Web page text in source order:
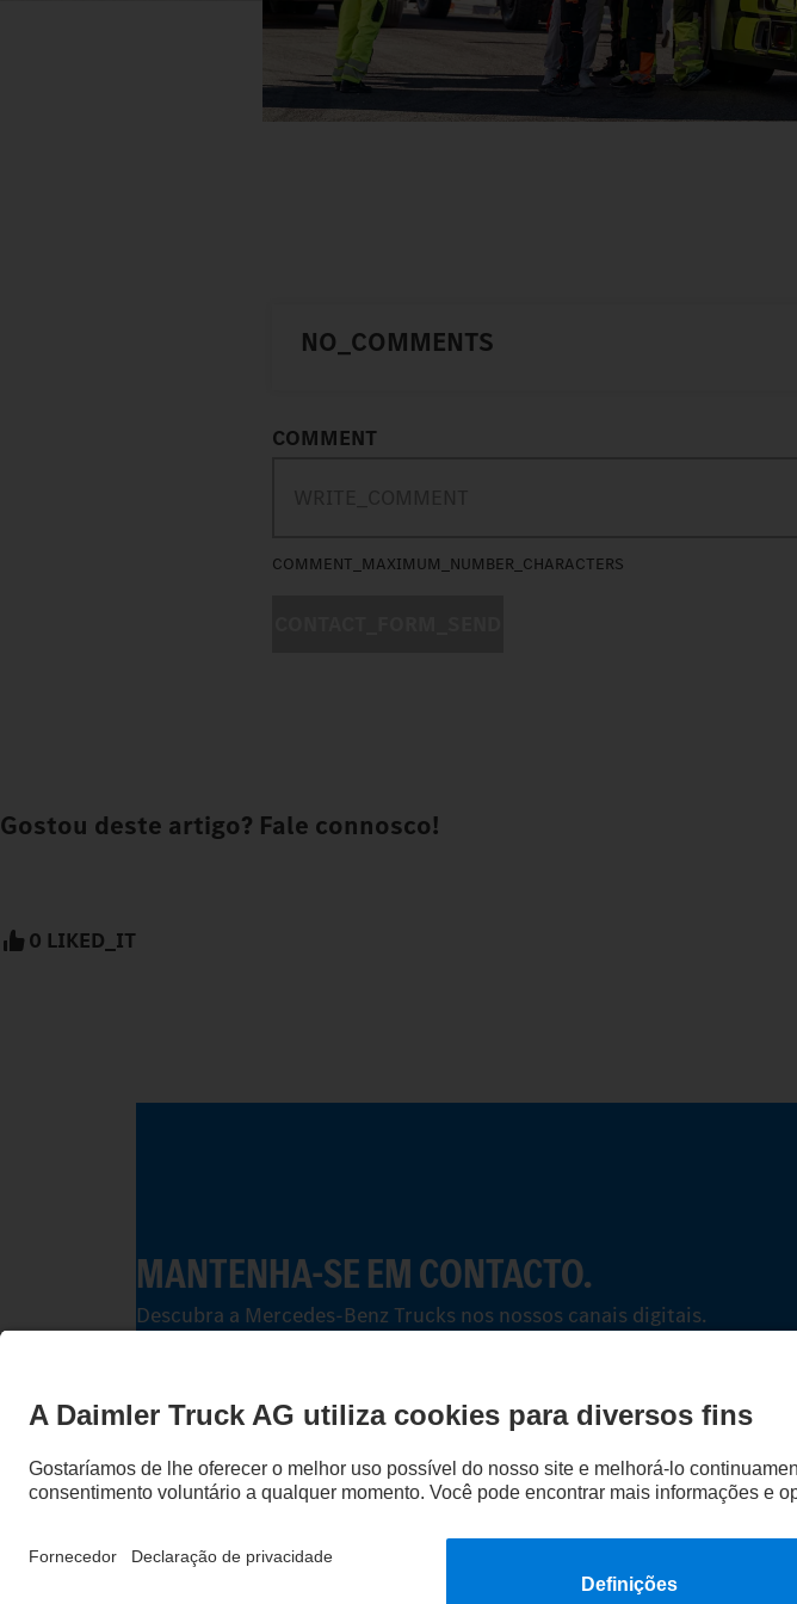
NO_COMMENTS
COMMENT
COMMENT_MAXIMUM_NUMBER_CHARACTERS
Gostou deste artigo? Fale connosco!
0 LIKED_IT
MANTENHA-SE EM CONTACTO.
Descubra a Mercedes-Benz Trucks nos nossos canais digitais.
EU Data Act Lei dos Serviços Digitais